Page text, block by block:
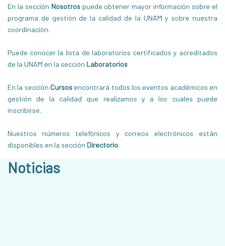
En la sección Nosotrospuede obtener mayor información sobre el
programa de gestión de la calidad de la UNAM y sobre nuestra
coordinación.
Puede conocer la lista de laboratorios certificados y acreditados
de la UNAM en la sección Laboratorios
En la sección Cursos encontrará todos los eventos académicos en
gestión de la calidad que realizamos y a los cuales puede
inscribirse.
Nuestros números telefónicos y correos electrónicos están
disponibles en la sección Directorio.
Noticias